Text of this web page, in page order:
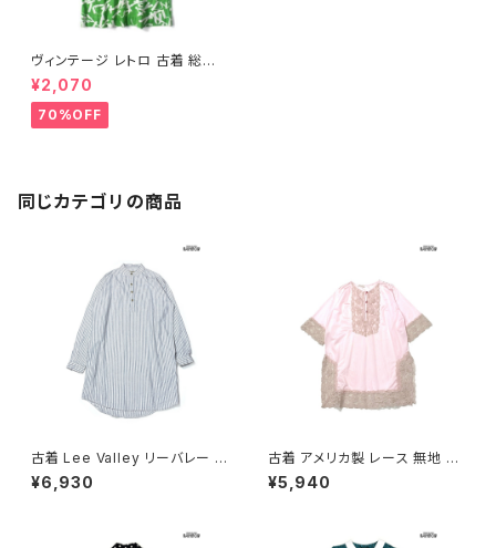
ヴィンテージ レトロ 古着 総柄
膝丈 ハーフボタン 長袖 シャツ
ワンピース 緑 (otu2303030)
¥2,070
70%OFF
同じカテゴリの商品
古着 Lee Valley リーバレー ス
トライプ柄 コットン100％ ロン
グ丈 長袖 ワンピース 青 (otu2
¥6,930
古着 アメリカ製 レース 無地 ナ
イロン ミニ丈 七分袖 ワンピー
ス ピンク (otu2602051)
¥5,940